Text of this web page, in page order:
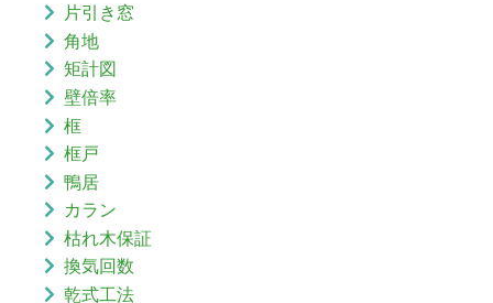
片引き窓
角地
矩計図
壁倍率
框
框戸
鴨居
カラン
枯れ木保証
換気回数
乾式工法